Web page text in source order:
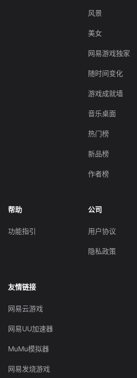
风景
美女
网易游戏独家
随时间变化
游戏成就墙
音乐桌面
热门榜
新品榜
作者榜
帮助
功能指引
公司
用户协议
隐私政策
友情链接
网易云游戏
网易UU加速器
MuMu模拟器
网易发烧游戏